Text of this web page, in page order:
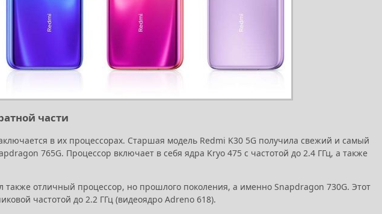
части
в их процессорах. Старшая модель Redmi K30 5G получила свежий и самый
765G. Процессор включает в себя ядра Kryo 475 с частотой до 2.4 ГГц, а также
также отличный процессор, но прошлого поколения, а именно Snapdragon 730G. Этот
частотой до 2.2 ГГц (видеоядро Adreno 618).